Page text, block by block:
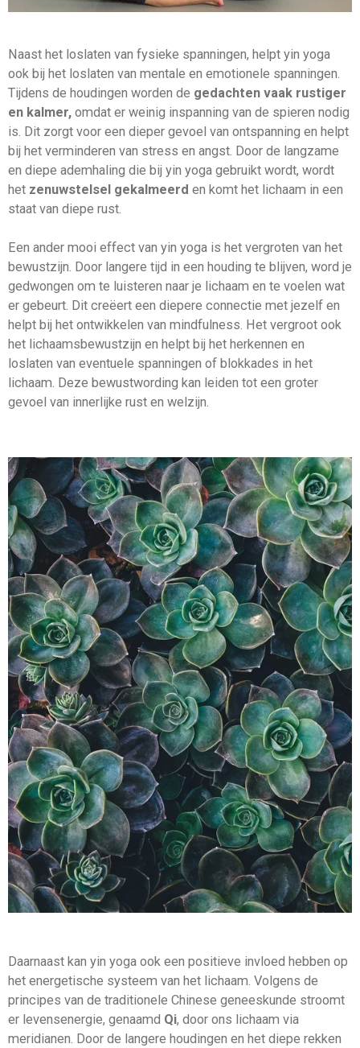
Naast het loslaten van fysieke spanningen, helpt yin yoga
ook bij het loslaten van mentale en emotionele spanningen.
Tijdens de houdingen worden de gedachten vaak rustiger
en kalmer, omdat er weinig inspanning van de spieren nodig
is. Dit zorgt voor een dieper gevoel van ontspanning en helpt
bij het verminderen van stress en angst. Door de langzame
en diepe ademhaling die bij yin yoga gebruikt wordt, wordt
het zenuwstelsel gekalmeerd en komt het lichaam in een
staat van diepe rust.
Een ander mooi effect van yin yoga is het vergroten van het
bewustzijn. Door langere tijd in een houding te blijven, word je
gedwongen om te luisteren naar je lichaam en te voelen wat
er gebeurt. Dit creëert een diepere connectie met jezelf en
helpt bij het ontwikkelen van mindfulness. Het vergroot ook
het lichaamsbewustzijn en helpt bij het herkennen en
loslaten van eventuele spanningen of blokkades in het
lichaam. Deze bewustwording kan leiden tot een groter
gevoel van innerlijke rust en welzijn.
Daarnaast kan yin yoga ook een positieve invloed hebben op
het energetische systeem van het lichaam. Volgens de
principes van de traditionele Chinese geneeskunde stroomt
er levensenergie, genaamd Qi, door ons lichaam via
meridianen. Door de langere houdingen en het diepe rekken